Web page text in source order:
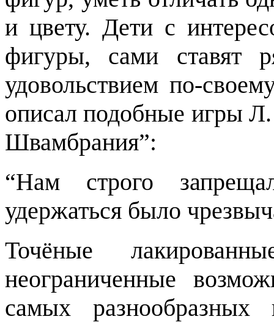
и цвету. Дети с
фигуры, сами ставят
удовольствием по-
описал подобные игры
Швамбрания”:
“Нам строго
удержаться было
Точёные
неограниченные
самых